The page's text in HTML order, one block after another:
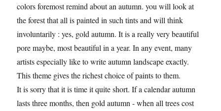
colors foremost remind about an autumn. you will look at
the forest that all is painted in such tints and will think
involuntarily : yes, gold autumn. It is a really very beautiful
pore maybe, most beautiful in a year. In any event, many
artists especially like to write autumn landscape exactly.
This theme gives the richest choice of paints to them.
It is sorry that it is time it quite short. If a calendar autumn
lasts three months, then gold autumn - when all trees cost